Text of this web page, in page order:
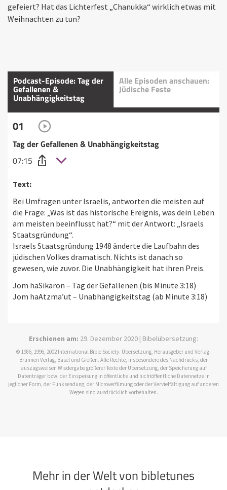
gefeiert? Hat das Lichterfest „Chanukka“ wirklich etwas mit
Weihnachten zu tun?
Podcast-Episode: Tag der
Gefallenen &
Unabhängigkeitstag
Alle Episoden anschauen:
Jüdische Feste
01
Tag der Gefallenen & Unabhängigkeitstag
07:15
Text:
Bei Umfragen unter Israelis, antworten die meisten auf
die Frage: „Was ist das historische Ereignis, was dein Leben
am meisten beeinflusst hat?“ mit der Antwort: „Israels
Staatsgründung“.
Israels Staatsgründung 1948 änderte die Laufbahn des
jüdischen Volkes dramatisch. Nichts ist danach so
gewesen, wie zuvor. Die Unabhängigkeit hat ihren Preis.
Jom haSikaron – Tag der Gefallenen (bis Minute 3:18)
Jom haAtzma’ut – Unabhängigkeitstag (ab Minute 3:18)
Erschienen am: 29. Dezember 2020 | Bibelübersetzung:
© 1986, 1996, 2002 International Bible Society. Übersetzung, Herausgeber und Verlag:
Brunnen Verlag, Basel und Gießen. Alle Rechte, insbesondere des Nachdrucks, der
auszugsweisen Wiedergabe größerer Texte der Übersetzung, der Speicherung auf
Datenträger bzw. der Einspeisung in öffentliche und nichtöffentliche Datennetze in
jeglicher Form, der Funksendung, der Microverfilmung oder der Vervielfältigung auf anderen
Wegen sind ausdrücklich vorbehalten.
Mehr in der Welt von bibletunes